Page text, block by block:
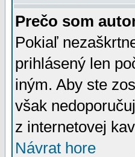
Prečo som
Pokiaľ
prihlásený len
iným. Aby ste
však
z internetovej
Návrat hore